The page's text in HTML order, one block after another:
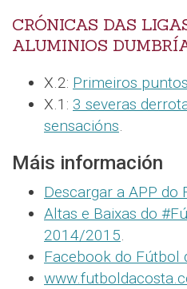
CRÓNICAS DAS
ALUMINIOS
X.2: Primeiros
X.1: 3 severas
sensacións.
Máis información
Descargar a APP do
Altas e Baixas do
2014/2015.
Facebook do Fútbol